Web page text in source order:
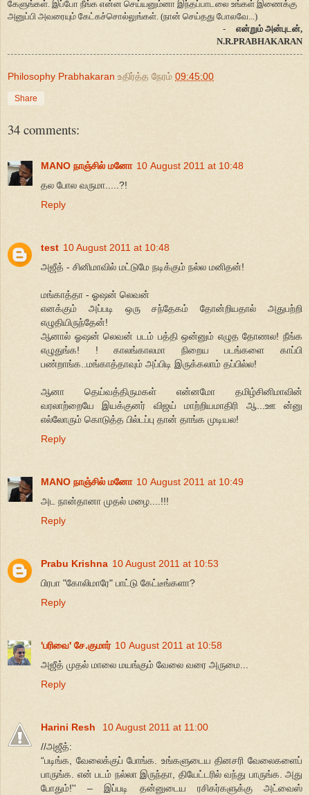
கேளுங்கள். இப்போ நீங்க என்ன செய்யனும்னா இந்தப்பாடலை உங்கள் இணைக்கு
அனுப்பி அவரையும் கேட்கச்சொல்லுங்கள். (நான் செய்தது போலவே...)
-
என்றும் அன்புடன்,
N.R.PRABHAKARAN
Philosophy Prabhakaran உதிர்த்த நேரம் 09:45:00
Share
34 comments:
MANO நாஞ்சில் மனோ 10 August 2011 at 10:48
தல போல வருமா.....?!
Reply
test 10 August 2011 at 10:48
அஜீத் - சினிமாவில் மட்டுமே நடிக்கும் நல்ல மனிதன்!
மங்காத்தா - ஓஷன் லெவன்
எனக்கும் அப்படி ஒரு சந்தேகம் தோன்றியதால் அதுபற்றி
எழுதியிருந்தேன்!
ஆனால் ஓஷன் லெவன் படம் பத்தி ஒன்னும் எழுத தோணல! நீங்க
எழுதுங்க! ! காலங்காலமா நிறைய படங்களை காப்பி
பண்றாங்க..மங்காத்தாவும் அப்பிடி இருக்கலாம் தப்பில்ல!
ஆனா தெய்வத்திருமகள் என்னமோ தமிழ்சினிமாவின்
வரலாற்றையே இயக்குனர் விஜய் மாற்றியமாதிரி ஆ...ஊ ன்னு
எல்லோரும் கொடுத்த பில்டப்பு தான் தாங்க முடியல!
Reply
MANO நாஞ்சில் மனோ 10 August 2011 at 10:49
அட நான்தானா முதல் மழை....!!!
Reply
Prabu Krishna 10 August 2011 at 10:53
பிரபா "கோலிமாரே" பாட்டு கேட்டீங்களா?
Reply
'பரிவை' சே.குமார் 10 August 2011 at 10:58
அஜீத் முதல் மாலை மயங்கும் வேலை வரை அருமை...
Reply
Harini Resh
10 August 2011 at 11:00
//அஜீத்:
“படிங்க, வேலைக்குப் போங்க. உங்களுடைய தினசரி வேலைகளைப்
பாருங்க. என் படம் நல்லா இருந்தா, தியேட்டரில் வந்து பாருங்க. அது
போதும்!'' – இப்படி தன்னுடைய ரசிகர்களுக்கு அட்வைஸ்